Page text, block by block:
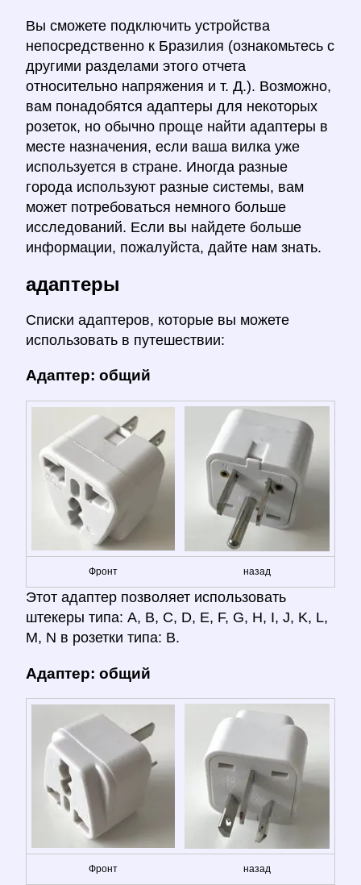
Вы сможете подключить устройства
непосредственно к Бразилия (ознакомьтесь с
другими разделами этого отчета
относительно напряжения и т. Д.). Возможно,
вам понадобятся адаптеры для некоторых
розеток, но обычно проще найти адаптеры в
месте назначения, если ваша вилка уже
используется в стране. Иногда разные
города используют разные системы, вам
может потребоваться немного больше
исследований. Если вы найдете больше
информации, пожалуйста, дайте нам знать.
адаптеры
Списки адаптеров, которые вы можете
использовать в путешествии:
Адаптер: общий
Фронт назад
Этот адаптер позволяет использовать
штекеры типа: A, B, C, D, E, F, G, H, I, J, K, L,
M, N в розетки типа: B.
Адаптер: общий
Фронт назад